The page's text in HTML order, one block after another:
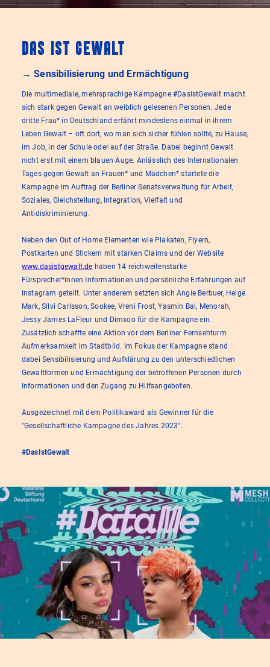
Das Ist Gewalt
→ Sensibilisierung und Ermächtigung
Die multimediale, mehrsprachige Kampagne #DasIstGewalt macht
sich stark gegen Gewalt an weiblich gelesenen Personen. Jede
dritte Frau* in Deutschland erfährt mindestens einmal in ihrem
Leben Gewalt – oft dort, wo man sich sicher fühlen sollte, zu Hause,
im Job, in der Schule oder auf der Straße. Dabei beginnt Gewalt
nicht erst mit einem blauen Auge. Anlässlich des Internationalen
Tages gegen Gewalt an Frauen* und Mädchen* startete die
Kampagne im Auftrag der Berliner Senatsverwaltung für Arbeit,
Soziales, Gleichstellung, Integration, Vielfalt und
Antidiskriminierung.
Neben den Out of Home Elementen wie Plakaten, Flyern,
Postkarten und Stickern mit starken Claims und der Website
www.dasistgewalt.de haben 14 reichweitenstarke
Fürsprecher*innen Informationen und persönliche Erfahrungen auf
Instagram geteilt. Unter anderem setzten sich Angie Berbuer, Helge
Mark, Silvi Carlsson, Sookee, Vreni Frost, Yasmin Bal, Menorah,
Jessy James LaFleur und Dimxoo für die Kampagne ein.
Zusätzlich schaffte eine Aktion vor dem Berliner Fernsehturm
Aufmerksamkeit im Stadtbild. Im Fokus der Kampagne stand
dabei Sensibilisierung und Aufklärung zu den unterschiedlichen
Gewaltformen und Ermächtigung der betroffenen Personen durch
Informationen und den Zugang zu Hilfsangeboten.
Ausgezeichnet mit dem Politikaward als Gewinner für die
"Gesellschaftliche Kampagne des Jahres 2023".
#DasIstGewalt